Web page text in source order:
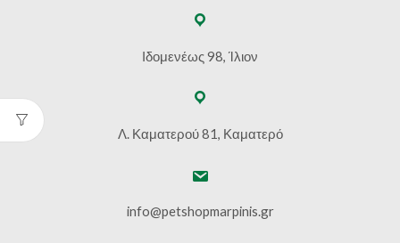
Ιδομενέως 98, Ίλιον
Λ. Καματερού 81, Καματερό
info@petshopmarpinis.gr